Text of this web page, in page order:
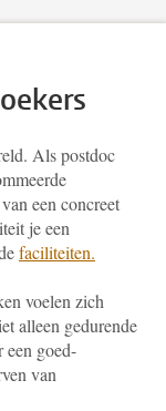
Als postdoc
een concreet
je een
faciliteiten.
voelen zich
alleen gedurende
een goed-
van